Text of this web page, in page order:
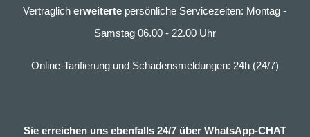
Vertraglicherweiterte persönliche Servicezeiten: Montag -
Samstag 06.00 - 22.00 Uhr
Online-Tarifierung und Schadensmeldungen: 24h (24/7)
Sie erreichen uns ebenfalls 24/7 über WhatsApp-CHAT